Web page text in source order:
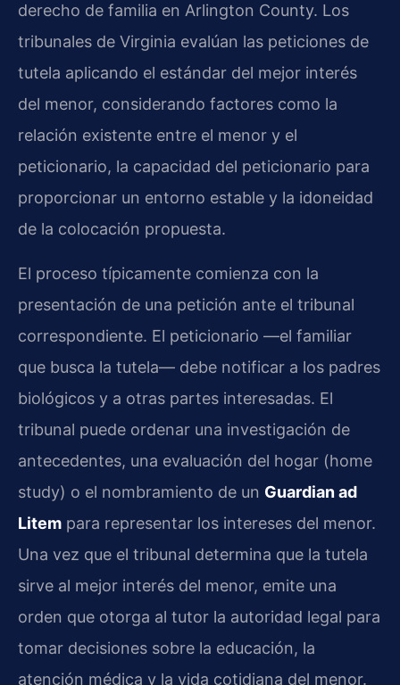
derecho de familia en Arlington County. Los
tribunales de Virginia evalúan las peticiones de
tutela aplicando el estándar del mejor interés
del menor, considerando factores como la
relación existente entre el menor y el
peticionario, la capacidad del peticionario para
proporcionar un entorno estable y la idoneidad
de la colocación propuesta.
El proceso típicamente comienza con la
presentación de una petición ante el tribunal
correspondiente. El peticionario —el familiar
que busca la tutela— debe notificar a los padres
biológicos y a otras partes interesadas. El
tribunal puede ordenar una investigación de
antecedentes, una evaluación del hogar (home
study) o el nombramiento de un Guardian ad
Litem para representar los intereses del menor.
Una vez que el tribunal determina que la tutela
sirve al mejor interés del menor, emite una
orden que otorga al tutor la autoridad legal para
tomar decisiones sobre la educación, la
atención médica y la vida cotidiana del menor.